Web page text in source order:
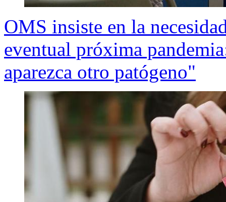
OMS insiste en la
eventual próxima
aparezca otro patógeno"